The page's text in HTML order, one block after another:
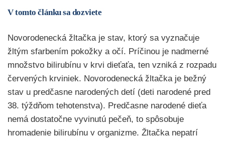
V tomto článku sa dozviete
Novorodenecká žltačka je stav, ktorý sa vyznačuje
žltým sfarbením pokožky a očí. Príčinou je nadmerné
množstvo bilirubínu v krvi dieťaťa, ten vzniká z rozpadu
červených krviniek. Novorodenecká žltačka je bežný
stav u predčasne narodených detí (deti narodené pred
38. týždňom tehotenstva). Predčasne narodené dieťa
nemá dostatočne vyvinutú pečeň, to spôsobuje
hromadenie bilirubínu v organizme. Žltačka nepatrí